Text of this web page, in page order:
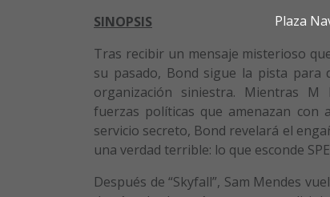
Plaza
SINOPSIS
Tras recibir un mensaje misterioso
su pasado, Bond sigue la pista para
organización siniestra. Mientras M
fuerzas políticas que amenazan con
servicio secreto, Bond revelará el
una verdad terrible: lo que esconde
Después de “Skyfall”, Sam Mendes